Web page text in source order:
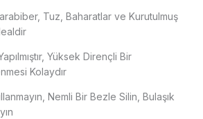
Tuz, Baharatlar ve Kurutulmuş
Yüksek Dirençli Bir
Kolaydır
Nemli Bir Bezle Silin, Bulaşık